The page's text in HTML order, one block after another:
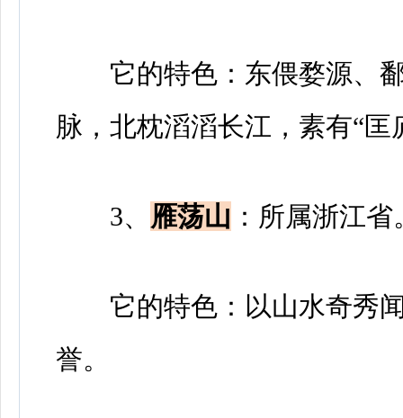
它的特色：东偎婺源、鄱
脉，北枕滔滔长江，素有“
3、 雁荡山 ：所属浙江省
它的特色：以山水奇秀闻
誉。